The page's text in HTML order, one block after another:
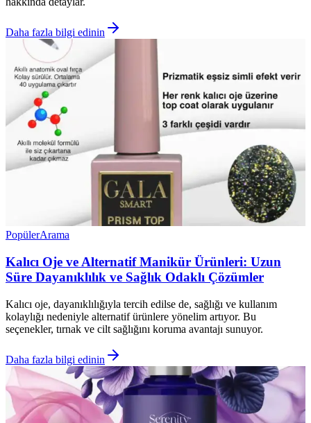
Daha fazla bilgi edinin
PopülerArama
Kalıcı Oje ve Alternatif Manikür Ürünleri: Uzun
Süre Dayanıklılık ve Sağlık Odaklı Çözümler
Kalıcı oje, dayanıklılığıyla tercih edilse de, sağlığı ve kullanım
kolaylığı nedeniyle alternatif ürünlere yönelim artıyor. Bu
seçenekler, tırnak ve cilt sağlığını koruma avantajı sunuyor.
Daha fazla bilgi edinin